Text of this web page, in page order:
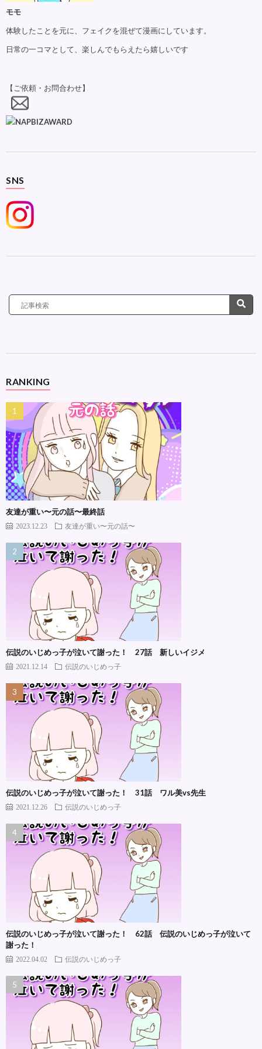
モモ
体験したことを元に、フェイクを混ぜて漫画にしています。
日常の一コマとして、楽しんでもらえたら嬉しいです
【ご依頼・お問合わせ】
SNS
RANKING
友達が重い〜元の話〜最終話
2023.12.23 友達が重い〜元の話〜
伝説のいじめっ子が泣いて謝った！ 27話 新しいイジメ
2021.12.14 伝説のいじめっ子
伝説のいじめっ子が泣いて謝った！ 31話 ワル美vs先生
2021.12.26 伝説のいじめっ子
伝説のいじめっ子が泣いて謝った！ 62話 伝説のいじめっ子が泣いて
謝った！
2022.04.02 伝説のいじめっ子